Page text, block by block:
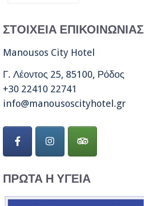
ΣΤΟΙΧΕΙΑ ΕΠΙΚΟΙΝΩΝΙΑΣ
Manousos City Hotel
Γ. Λέοντος 25, 85100, Ρόδος
+30 22410 22741
info@manousoscityhotel.gr
ΠΡΩΤΑ Η ΥΓΕΙΑ